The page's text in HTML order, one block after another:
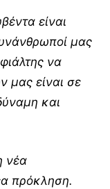
είναι
μας
να
μας είναι σε
και
νέα
πρόκληση.